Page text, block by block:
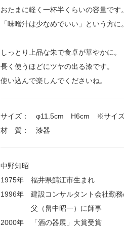
おたまに軽く一杯半くらいの容量です。
「味噌汁は少なめでいい」という方に。
しっとり上品な朱で食卓が華やかに。
長く使うほどにツヤの出る漆です。
使い込んで楽しんでくださいね。
サイズ： φ11.5cm H6cm ※サイズ
材 質： 漆器
中野知昭
1975年 福井県鯖江市生まれ
1996年 建設コンサルタント会社勤務
父（畠中昭一）に師事
2000年 「酒の器展」大賞受賞